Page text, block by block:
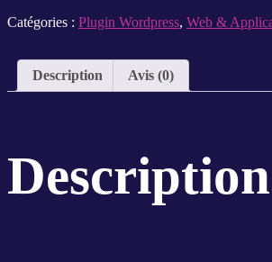
Catégories : Plugin Wordpress, Web &
Description Avis (0)
Description